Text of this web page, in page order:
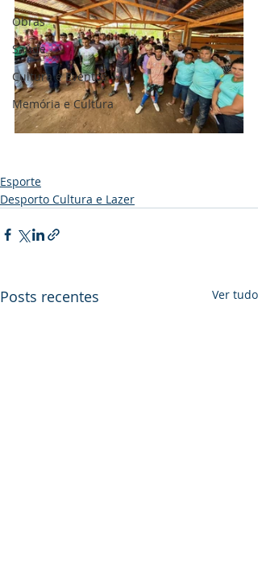
Obras
Saúde
Cultura e Eventos
Memória e Cultura
Esporte
Desporto Cultura e Lazer
Posts recentes Ver tudo